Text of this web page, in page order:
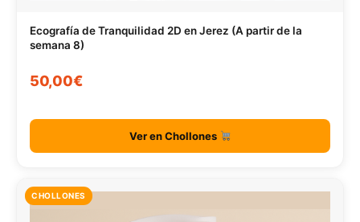
Ecografía de Tranquilidad 2D en Jerez (A partir de la
semana 8)
50,00€
Ver en Chollones
CHOLLONES